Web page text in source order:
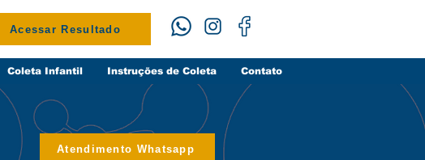
Acessar Resultado
Coleta Infantil Instruções de Coleta Contato
Atendimento Whatsapp